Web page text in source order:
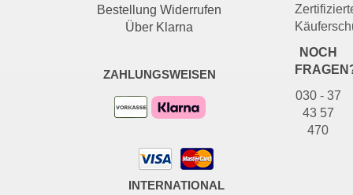
NOCH
030 - 37
43 57
470
Bestellung Widerrufen
Über Klarna
ZAHLUNGSWEISEN
INTERNATIONAL